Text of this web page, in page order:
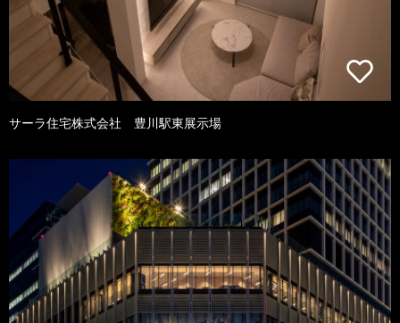
サーラ住宅株式会社 豊川駅東展示場